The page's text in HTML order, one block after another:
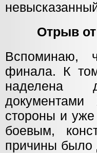
Отрыв
Вспоминаю,
финала. К
наделена
стороны и
боевым,
причины было